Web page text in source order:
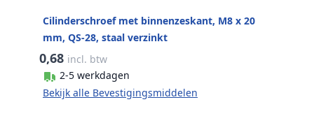
Cilinderschroef met binnenzeskant, M8 x 20
mm, QS-28, staal verzinkt
0,68 incl. btw
2-5 werkdagen
Bekijk alle Bevestigingsmiddelen